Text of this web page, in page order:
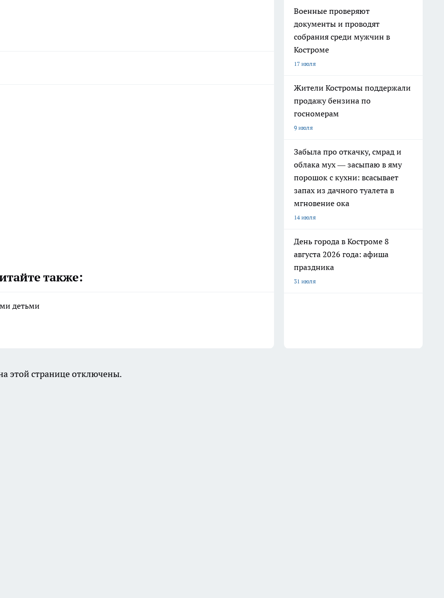
также:
детьми
Военные проверяют
документы и проводят
собрания среди мужчин в
Костроме
17 июля
Жители Костромы поддержали
продажу бензина по
госномерам
9 июля
Забыла про откачку, смрад и
облака мух — засыпаю в яму
порошок с кухни: всасывает
запах из дачного туалета в
мгновение ока
14 июля
День города в Костроме 8
августа 2026 года: афиша
праздника
31 июля
этой странице отключены.